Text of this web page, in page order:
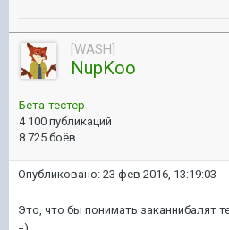
[WASH]
NupKoo
Бета-тестер
4 100 публикаций
8 725 боёв
Опубликовано: 23 фев 2016, 13:19:03
Это, что бы понимать заканнибалят